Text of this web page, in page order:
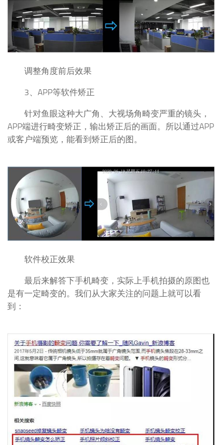
调整角度前后效果
3、APP等软件矫正
针对鱼眼这种大广角、大视场角畸变严重的镜头，
APP端进行畸变矫正，输出矫正后的画面。所以通过APP
或客户端预览，能看到矫正后的图。
软件校正效果
最后来解答下手机畸变，实际上手机拍摄的原图也
是有一定畸变的。我们从大家关注的问题上就可以看
到：